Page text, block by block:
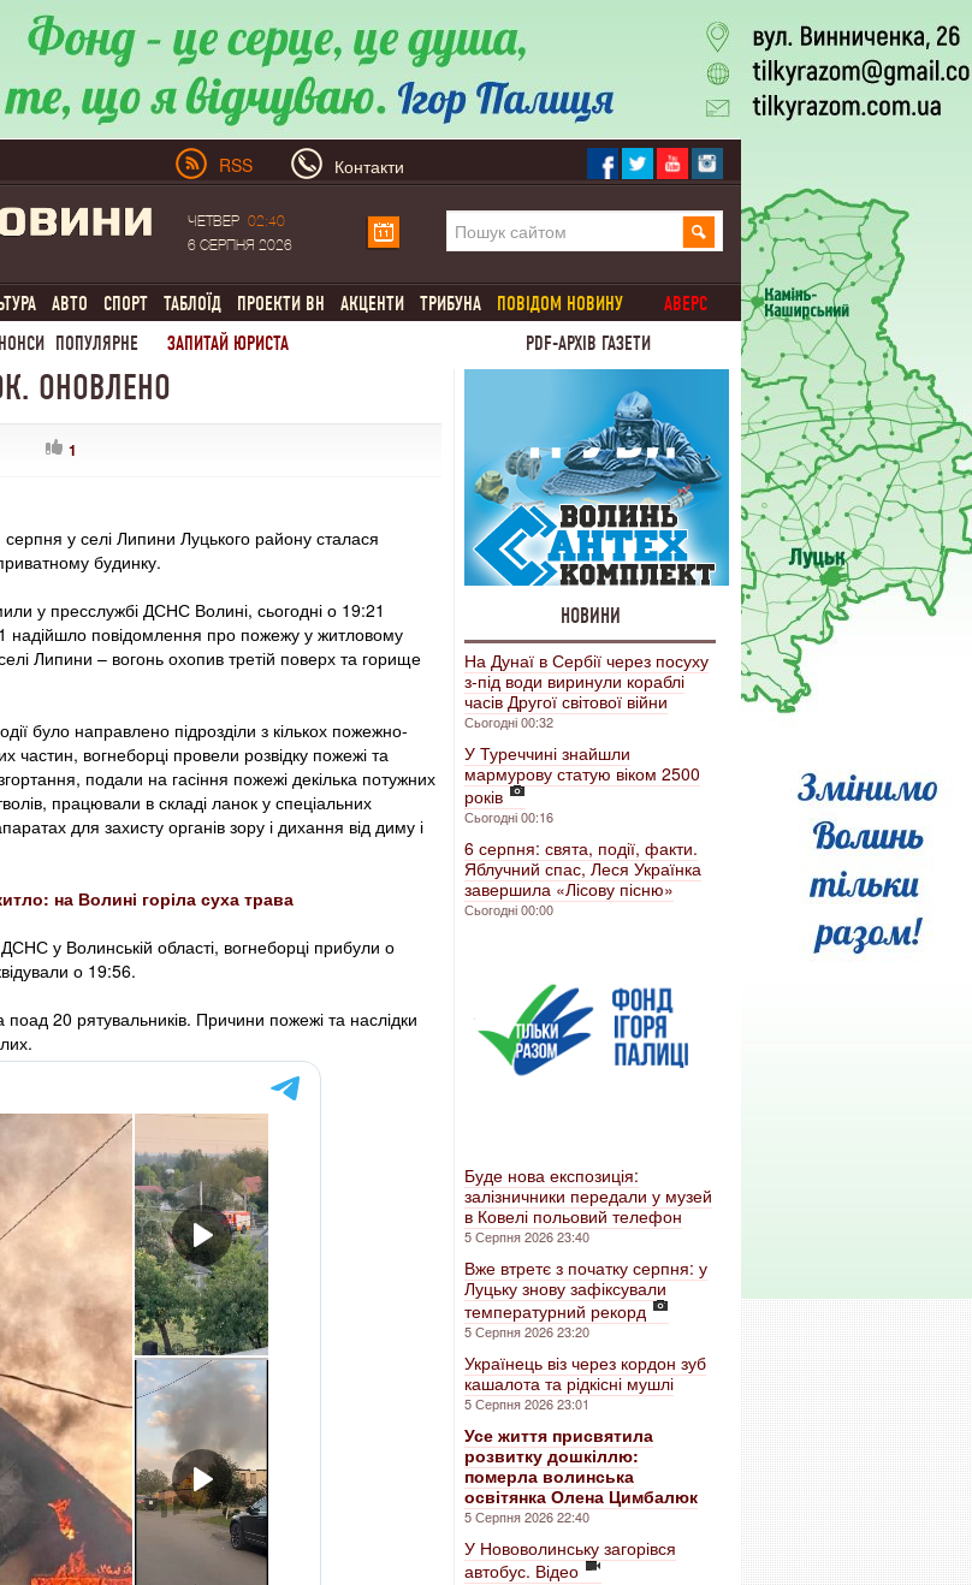
RSS Контакти
ЧЕТВЕР
02:40
6 СЕРПНЯ 2026
АВТО СПОРТ ТАБЛОЇД ПРОЕКТИ ВН АКЦЕНТИ ТРИБУНА ПОВІДОМ НОВИНУ
АВЕРС
ПОПУЛЯРНЕ ЗАПИТАЙ ЮРИСТА PDF-АРХІВ ГАЗЕТИ
ОНОВЛЕНО
1
серпня у селі Липини Луцького району сталася
будинку.
у пресслужбі ДСНС Волині, сьогодні о 19:21
надійшло повідомлення про пожежу у житловому
Липини – вогонь охопив третій поверх та горище
було направлено підрозділи з кількох пожежно-
частин, вогнеборці провели розвідку пожежі та
подали на гасіння пожежі декілька потужних
працювали в складі ланок у спеціальних
для захисту органів зору і дихання від диму і
на Волині горіла суха трава
у Волинській області, вогнеборці прибули о
о 19:56.
поад 20 рятувальників. Причини пожежі та наслідки
НОВИНИ
На Дунаї в Сербії через посуху
з-під води виринули кораблі
часів Другої світової війни
Сьогодні 00:32
У Туреччині знайшли
мармурову статую віком 2500
років
Сьогодні 00:16
6 серпня: свята, події, факти.
Яблучний спас, Леся Українка
завершила «Лісову пісню»
Сьогодні 00:00
Буде нова експозиція:
залізничники передали у музей
в Ковелі польовий телефон
5 Серпня 2026 23:40
Вже втретє з початку серпня: у
Луцьку знову зафіксували
температурний рекорд
5 Серпня 2026 23:20
Українець віз через кордон зуб
кашалота та рідкісні мушлі
5 Серпня 2026 23:01
Усе життя присвятила
розвитку дошкіллю:
померла волинська
освітянка Олена Цимбалюк
5 Серпня 2026 22:40
У Нововолинську загорівся
автобус. Відео